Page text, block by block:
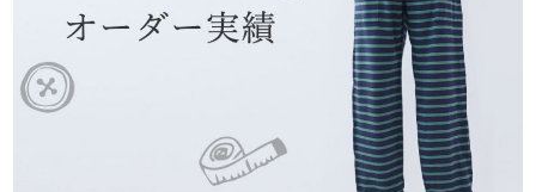
売れ筋ランキング
新着商品
- New Arrival -
売れ筋ランキング
- Item Ranking -
新着商品
- New Arrival -
目的別でさがす一覧はこちら
ズ
かぶり
スリーパー